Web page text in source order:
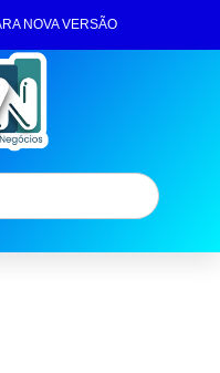
NOVA VERSÃO